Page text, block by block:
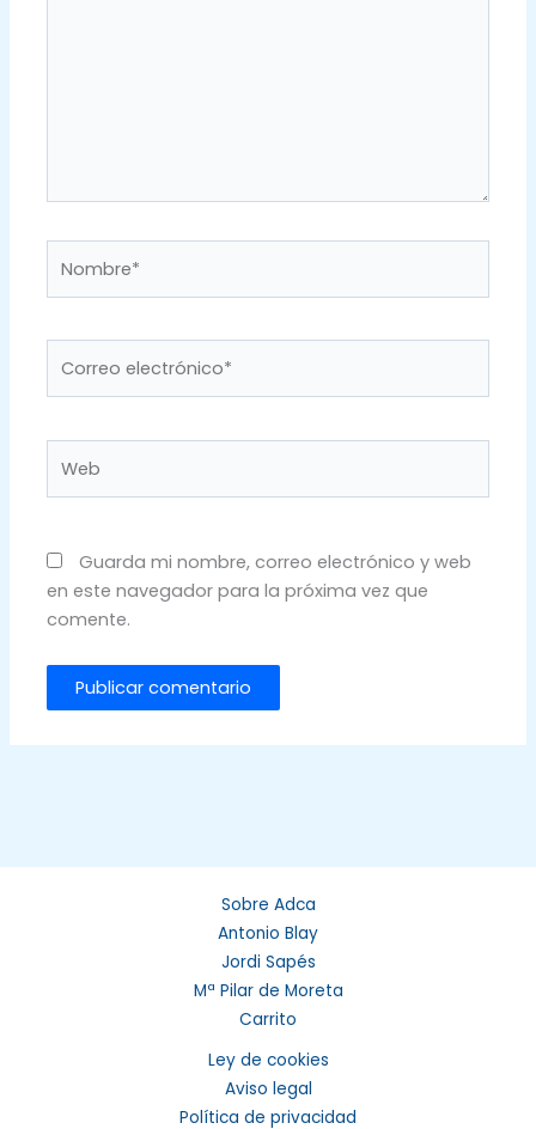
electrónico*
Guarda mi nombre, correo electrónico y web
en este navegador para la próxima vez que
comente.
Sobre Adca
Antonio Blay
Jordi Sapés
Mª Pilar de Moreta
Carrito
Ley de cookies
Aviso legal
Política de privacidad